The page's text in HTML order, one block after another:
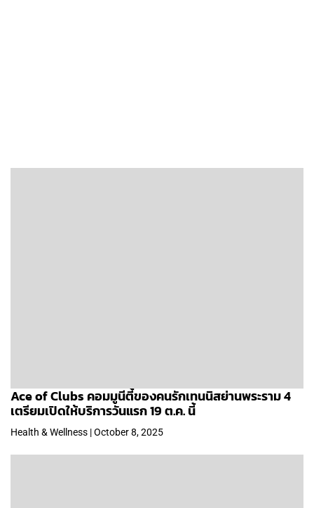
Ace of Clubs คอมมูนีตี้ของคนรักเทนนิสย่านพระราม 4
เตรียมเปิดให้บริการวันแรก 19 ต.ค. นี้
Health & Wellness | October 8, 2025